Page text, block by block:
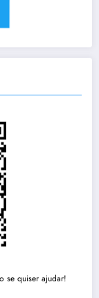
se quiser ajudar!